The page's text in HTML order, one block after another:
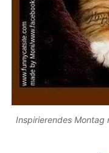
Inspirierendes Montag